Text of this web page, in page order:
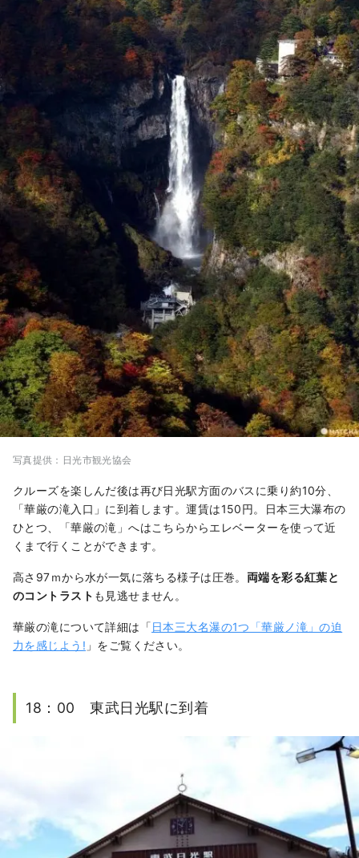
写真提供：日光市観光協会
クルーズを楽しんだ後は再び日光駅方面のバスに乗り約10分、
「華厳の滝入口」に到着します。運賃は150円。日本三大瀑布の
ひとつ、「華厳の滝」へはこちらからエレベーターを使って近
くまで行くことができます。
高さ97ｍから水が一気に落ちる様子は圧巻。 両端を彩る紅葉と
のコントラスト も見逃せません。
華厳の滝について詳細は「日本三大名瀑の1つ「華厳ノ滝」の迫
力を感じよう! 」をご覧ください。
18：00 東武日光駅に到着